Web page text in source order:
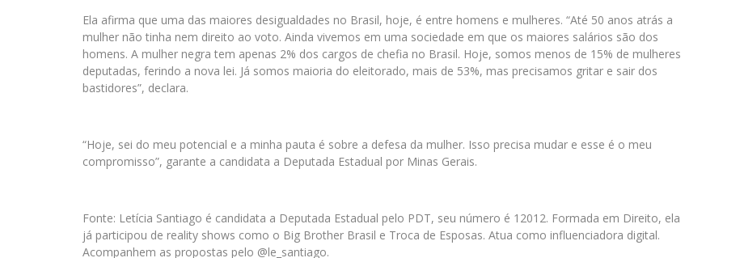
Ela afirma que uma das maiores desigualdades no Brasil, hoje, é entre homens e mulheres. “Até 50 anos atrás a
mulher não tinha nem direito ao voto. Ainda vivemos em uma sociedade em que os maiores salários são dos
homens. A mulher negra tem apenas 2% dos cargos de chefia no Brasil. Hoje, somos menos de 15% de mulheres
deputadas, ferindo a nova lei. Já somos maioria do eleitorado, mais de 53%, mas precisamos gritar e sair dos
bastidores”, declara.
“Hoje, sei do meu potencial e a minha pauta é sobre a defesa da mulher. Isso precisa mudar e esse é o meu
compromisso”, garante a candidata a Deputada Estadual por Minas Gerais.
Fonte: Letícia Santiago é candidata a Deputada Estadual pelo PDT, seu número é 12012. Formada em Direito, ela
já participou de reality shows como o Big Brother Brasil e Troca de Esposas. Atua como influenciadora digital.
Acompanhem as propostas pelo @le_santiago.